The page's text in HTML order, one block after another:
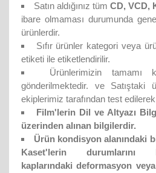
Satın aldığınız tüm CD, VCD,
ibare olmaması durumunda
ürünlerdir.
Sıfır ürünler kategori veya
etiketi ile etiketlendirilir.
Ürünlerimizin tamamı
gönderilmektedir. ve Satıştaki
ekiplerimiz tarafından test edilerek
Film'lerin Dil ve Altyazı
üzerinden alınan bilgilerdir.
Ürün kondisyon alanındaki
Kaset'lerin durumlarını
kaplarındaki deformasyon